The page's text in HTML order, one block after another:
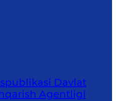
Davlat
Agentligi